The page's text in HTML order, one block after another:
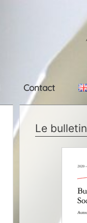
Contact
Le bulletin